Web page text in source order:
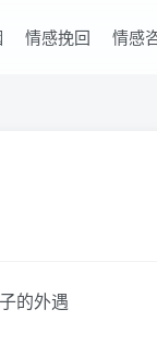
情感挽回 情感